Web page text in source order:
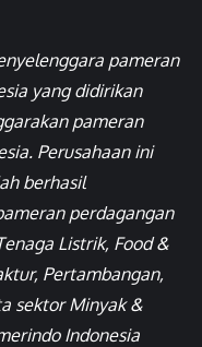
pameran
yang didirikan
pameran
Perusahaan ini
berhasil
perdagangan
Listrik, Food &
Pertambangan,
sektor Minyak &
Indonesia